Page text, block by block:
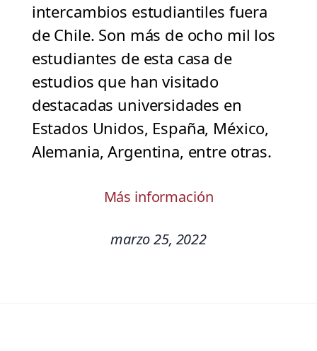
intercambios estudiantiles fuera
de Chile. Son más de ocho mil los
estudiantes de esta casa de
estudios que han visitado
destacadas universidades en
Estados Unidos, España, México,
Alemania, Argentina, entre otras.
Más información
marzo 25, 2022